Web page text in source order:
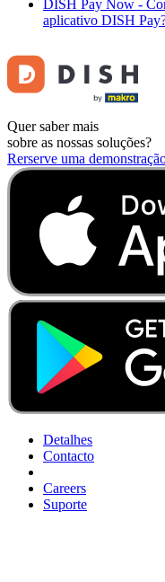
DISH Pay Now -
aplicativo DISH
Quer saber mais
sobre as nossas soluções?
Rerserve uma
Detalhes
Contacto
Careers
Suporte